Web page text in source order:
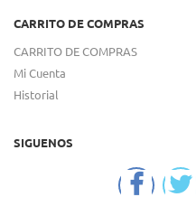
CARRITO DE COMPRAS
CARRITO DE COMPRAS
Mi Cuenta
Historial
SIGUENOS